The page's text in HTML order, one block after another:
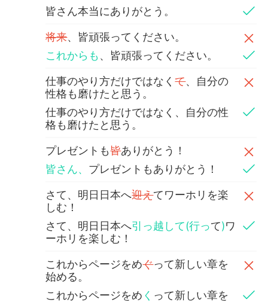
皆さん本当にありがとう。
将来、皆頑張ってください。
これからも 、皆頑張ってください。
仕事のやり方だけではなくて、自分の
性格も磨けたと思う。
仕事のやり方だけではなく、自分の性
格も磨けたと思う。
プレゼントも皆ありがとう！
皆さん、 プレゼントもありがとう！
さて、明日日本へ迎えてワーホリを楽
しむ！
さて、明日日本へ引っ越して(行って)ワ
ーホリを楽しむ！
これからページをめぐって新しい章を
始める。
これからページをめ く って新しい章を